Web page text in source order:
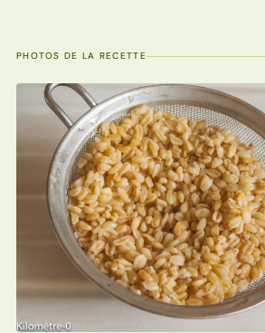
PHOTOS DE LA RECETTE